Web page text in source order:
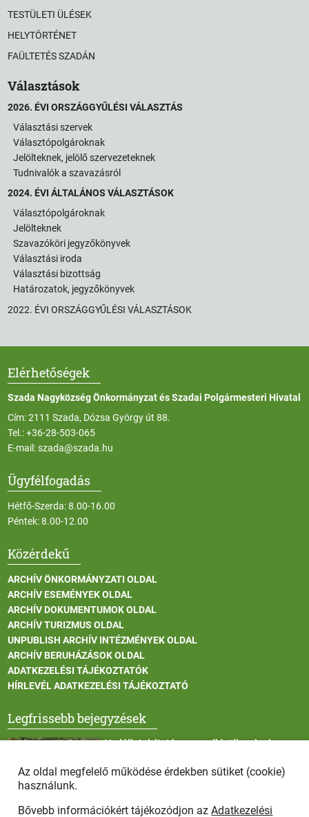
TESTÜLETI ÜLÉSEK
HELYTÖRTÉNET
FAÜLTETÉS SZADÁN
Választások
2026. ÉVI ORSZÁGGYŰLÉSI VÁLASZTÁS
Választási szervek
Választópolgároknak
Jelölteknek, jelölő szervezeteknek
Tudnivalók a szavazásról
2024. ÉVI ÁLTALÁNOS VÁLASZTÁSOK
Választópolgároknak
Jelölteknek
Szavazóköri jegyzőkönyvek
Választási iroda
Választási bizottság
Határozatok, jegyzőkönyvek
2022. ÉVI ORSZÁGGYŰLÉSI VÁLASZTÁSOK
Elérhetőségek
Szada Nagyközség Önkormányzat és Szadai Polgármesteri Hivatal
Cím: 2111 Szada, Dózsa György út 88.
Tel.:+36-28-503-065
E-mail:szada@szada.hu
Ügyfélfogadás
Hétfő-Szerda: 8.00-16.00
Péntek: 8.00-12.00
Közérdekű
ARCHÍV ÖNKORMÁNYZATI OLDAL
ARCHÍV ESEMÉNYEK OLDAL
ARCHÍV DOKUMENTUMOK OLDAL
ARCHÍV TURIZMUS OLDAL
UNPUBLISH ARCHÍV INTÉZMÉNYEK OLDAL
ARCHÍV BERUHÁZÁSOK OLDAL
ADATKEZELÉSI TÁJÉKOZTATÓK
HÍRLEVÉL ADATKEZELÉSI TÁJÉKOZTATÓ
Legfrissebb bejegyzések
Vadállatok itatása a rendkívüli melegben
Az oldal megfelelő működése érdekben sütiket (cookie)
használunk.
Bővebb információkért tájékozódjon azAdatkezelési